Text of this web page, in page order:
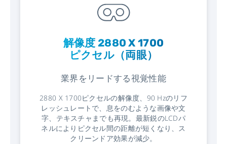
解像度 2880 X 1700
ピクセル（両眼）
業界をリードする視覚性能
2880 X 1700ピクセルの解像度、90 Hzのリフ
レッシュレートで、息をのむような画像や文
字、テキスチャまでも再現。最新鋭のLCDパ
ネルによりピクセル間の距離が短くなり、ス
クリーンドア効果が減少。